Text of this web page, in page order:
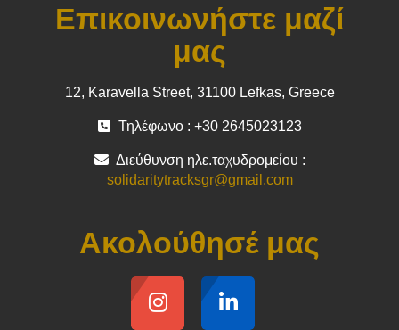
Επικοινωνήστε μαζί
μας
12, Karavella Street, 31100 Lefkas, Greece
Τηλέφωνο : +30 2645023123
Διεύθυνση ηλε.ταχυδρομείου :
solidaritytracksgr@gmail.com
Ακολούθησέ μας